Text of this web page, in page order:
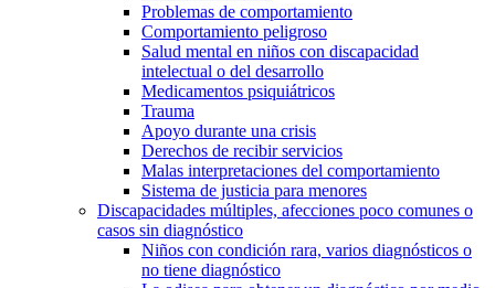
Problemas de comportamiento
Comportamiento peligroso
Salud mental en niños con discapacidad
intelectual o del desarrollo
Medicamentos psiquiátricos
Trauma
Apoyo durante una crisis
Derechos de recibir servicios
Malas interpretaciones del comportamiento
Sistema de justicia para menores
Discapacidades múltiples, afecciones poco comunes o
casos sin diagnóstico
Niños con condición rara, varios diagnósticos o
no tiene diagnóstico